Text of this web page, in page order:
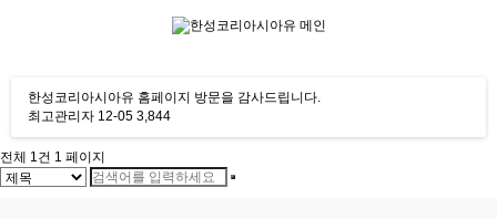
한성코리아시아유 홈페이지 방문을 감사드립니다.
최고관리자 12-05 3,844
전체 1건 1 페이지